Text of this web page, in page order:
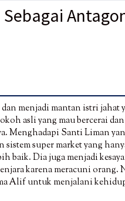
menjadi mantan istri jahat
asli yang mau bercerai
Menghadapi Santi Liman
super market yang
baik. Dia juga menjadi
karena meracuni orang.
Alif untuk menjalani